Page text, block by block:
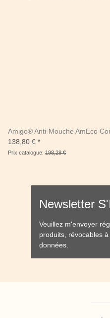
Amigo® Anti-Mouche AmEco
138,80 € *
Prix catalogue: 198,28 €
Newsletter
Veuillez m'envoyer
produits, révocables
données